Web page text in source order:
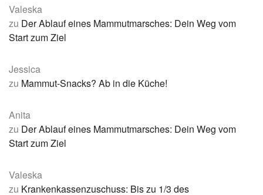
Valeska
zu Der Ablauf eines Mammutmarsches: Dein Weg vom
Start zum Ziel
Jessica
zu Mammut-Snacks? Ab in die Küche!
Anita
zu Der Ablauf eines Mammutmarsches: Dein Weg vom
Start zum Ziel
Valeska
zu Krankenkassenzuschuss: Bis zu 1/3 des